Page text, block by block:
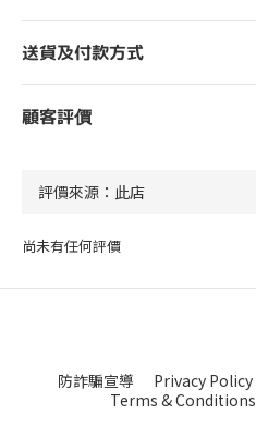
送貨及付款方式
顧客評價
尚未有任何評價
防詐騙宣導 Privacy Policy
Terms & Conditions